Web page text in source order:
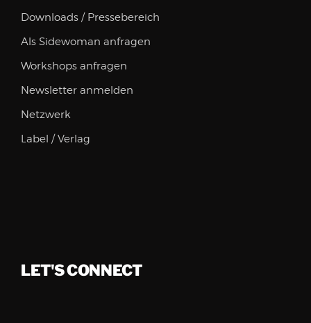
Downloads / Pressebereich
Als Sidewoman anfragen
Workshops anfragen
Newsletter anmelden
Netzwerk
Label / Verlag
LET'S CONNECT